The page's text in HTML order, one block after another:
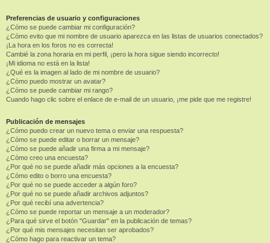
Preferencias de usuario y configuraciones
¿Cómo se puede cambiar mi configuración?
¿Cómo evito que mi nombre de usuario aparezca en las listas de usuarios conectados?
¡La hora en los foros no es correcta!
Cambié la zona horaria en mi perfil, ¡pero la hora sigue siendo incorrecto!
¡Mi idioma no está en la lista!
¿Qué es la imagen al lado de mi nombre de usuario?
¿Cómo puedo mostrar un avatar?
¿Cómo se puede cambiar mi rango?
Cuando hago clic sobre el enlace de e-mail de un usuario, ¡me pide que me registre!
Publicación de mensajes
¿Cómo puedo crear un nuevo tema o enviar una respuesta?
¿Cómo se puede editar o borrar un mensaje?
¿Cómo se puede añadir una firma a mi mensaje?
¿Cómo creo una encuesta?
¿Por qué no se puede añadir más opciones a la encuesta?
¿Cómo edito o borro una encuesta?
¿Por qué no se puede acceder a algún foro?
¿Por qué no se puede añadir archivos adjuntos?
¿Por qué recibí una advertencia?
¿Cómo se puede reportar un mensaje a un moderador?
¿Para qué sirve el botón "Guardar" en la publicación de temas?
¿Por qué mis mensajes necesitan ser aprobados?
¿Cómo hago para reactivar un tema?